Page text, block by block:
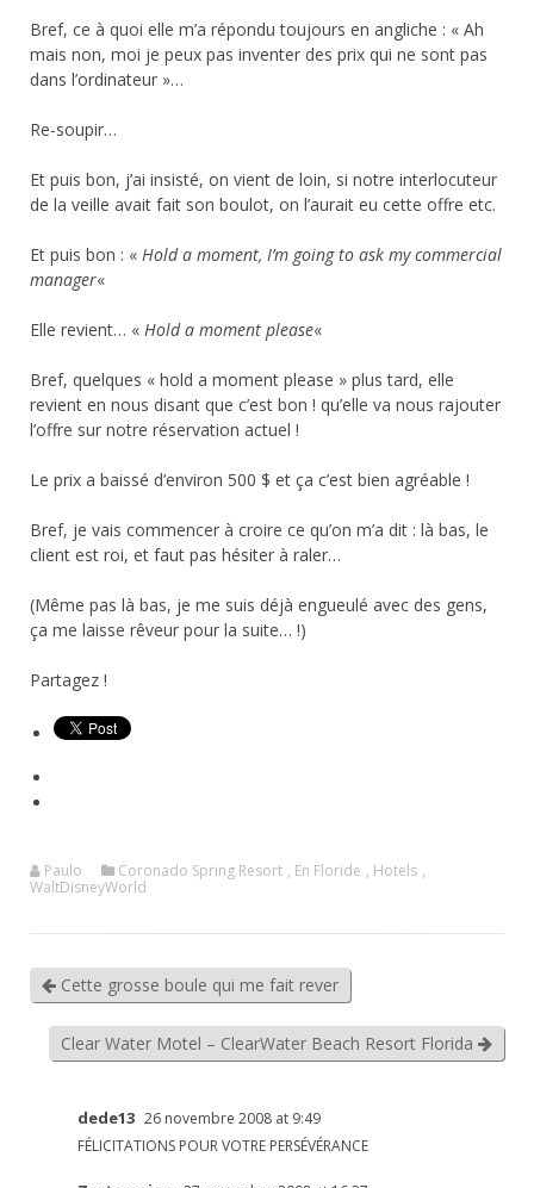
Bref, ce à quoi elle m’a répondu toujours en angliche : « Ah
mais non, moi je peux pas inventer des prix qui ne sont pas
dans l’ordinateur »…
Re-soupir…
Et puis bon, j’ai insisté, on vient de loin, si notre interlocuteur
de la veille avait fait son boulot, on l’aurait eu cette offre etc.
Et puis bon : « Hold a moment, I’m going to ask my commercial
manager«
Elle revient… « Hold a moment please«
Bref, quelques « hold a moment please » plus tard, elle
revient en nous disant que c’est bon ! qu’elle va nous rajouter
l’offre sur notre réservation actuel !
Le prix a baissé d’environ 500 $ et ça c’est bien agréable !
Bref, je vais commencer à croire ce qu’on m’a dit : là bas, le
client est roi, et faut pas hésiter à raler…
(Même pas là bas, je me suis déjà engueulé avec des gens,
ça me laisse rêveur pour la suite… !)
Partagez !
Paulo Coronado Spring Resort , En Floride , Hotels ,
WaltDisneyWorld
Cette grosse boule qui me fait rever
Clear Water Motel – ClearWater Beach Resort Florida
dede13 26 novembre 2008 at 9:49
FÉLICITATIONS POUR VOTRE PERSÉVÉRANCE